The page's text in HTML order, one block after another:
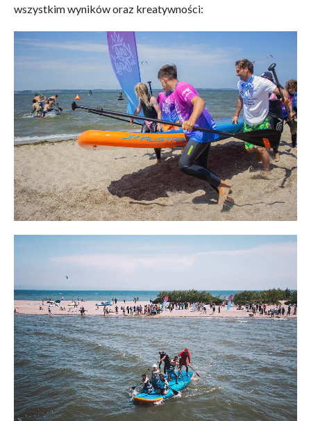
wszystkim wyników oraz kreatywności: